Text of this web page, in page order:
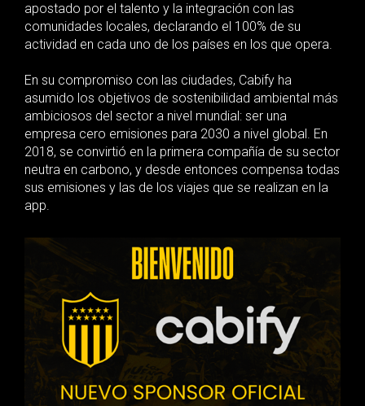
apostado por el talento y la integración con las
comunidades locales, declarando el 100% de su
actividad en cada uno de los países en los que opera.
En su compromiso con las ciudades, Cabify ha
asumido los objetivos de sostenibilidad ambiental más
ambiciosos del sector a nivel mundial: ser una
empresa cero emisiones para 2030 a nivel global. En
2018, se convirtió en la primera compañía de su sector
neutra en carbono, y desde entonces compensa todas
sus emisiones y las de los viajes que se realizan en la
app.